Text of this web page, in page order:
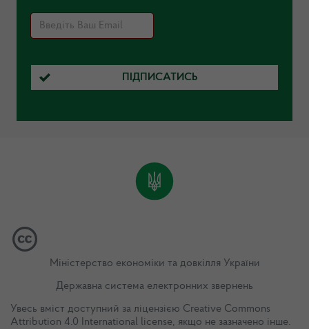
ПІДПИСАТИСЬ
Міністерство економіки та довкілля України
Державна система електронних звернень
Увесь вміст доступний за ліцензією Creative Commons
Attribution 4.0 International license, якщо не зазначено інше.